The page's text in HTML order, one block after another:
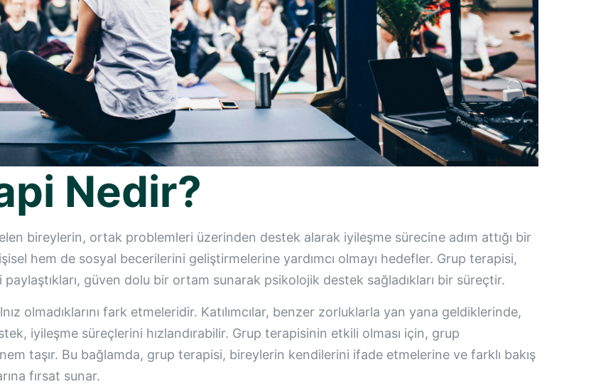
Nedir?
bireylerin, ortak problemleri üzerinden destek alarak iyileşme sürecine adım attığı bir
hem de sosyal becerilerini geliştirmelerine yardımcı olmayı hedefler. Grup terapisi,
paylaştıkları, güven dolu bir ortam sunarak psikolojik destek sağladıkları bir süreçtir.
olmadıklarını fark etmeleridir. Katılımcılar, benzer zorluklarla yan yana geldiklerinde,
iyileşme süreçlerini hızlandırabilir. Grup terapisinin etkili olması için, grup
taşır. Bu bağlamda, grup terapisi, bireylerin kendilerini ifade etmelerine ve farklı bakış
fırsat sunar.